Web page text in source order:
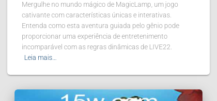
Mergulhe no mundo mágico de MagicLamp, um jogo
cativante com características únicas e interativas.
Entenda como esta aventura guiada pelo gênio pode
proporcionar uma experiência de entretenimento
incomparável com as regras dinâmicas de LIVE22.
Leia mais…